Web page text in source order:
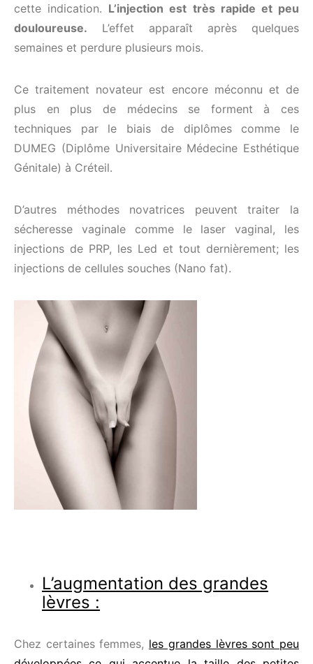
cette indication. L’injection est très rapide et peu
douloureuse. L’effet apparaît après quelques
semaines et perdure plusieurs mois.
Ce traitement novateur est encore méconnu et de
plus en plus de médecins se forment à ces
techniques par le biais de diplômes comme le
DUMEG (Diplôme Universitaire Médecine Esthétique
Génitale) à Créteil.
D’autres méthodes novatrices peuvent traiter la
sécheresse vaginale comme le laser vaginal, les
injections de PRP, les Led et tout dernièrement; les
injections de cellules souches (Nano fat).
L’augmentation des grandes
lèvres :
Chez certaines femmes, les grandes lèvres sont peu